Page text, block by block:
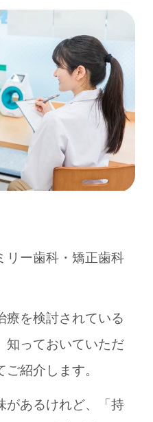
リー歯科・矯正歯科
療を検討されている
知っておいていただ
紹介します。
があるけれど、「持